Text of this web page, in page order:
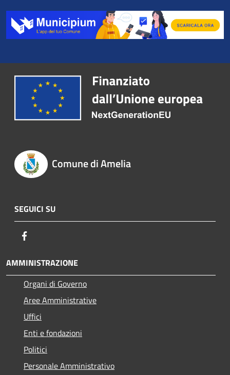
Comune di Amelia
SEGUICI SU
AMMINISTRAZIONE
Organi di Governo
Aree Amministrative
Uffici
Enti e fondazioni
Politici
Personale Amministrativo